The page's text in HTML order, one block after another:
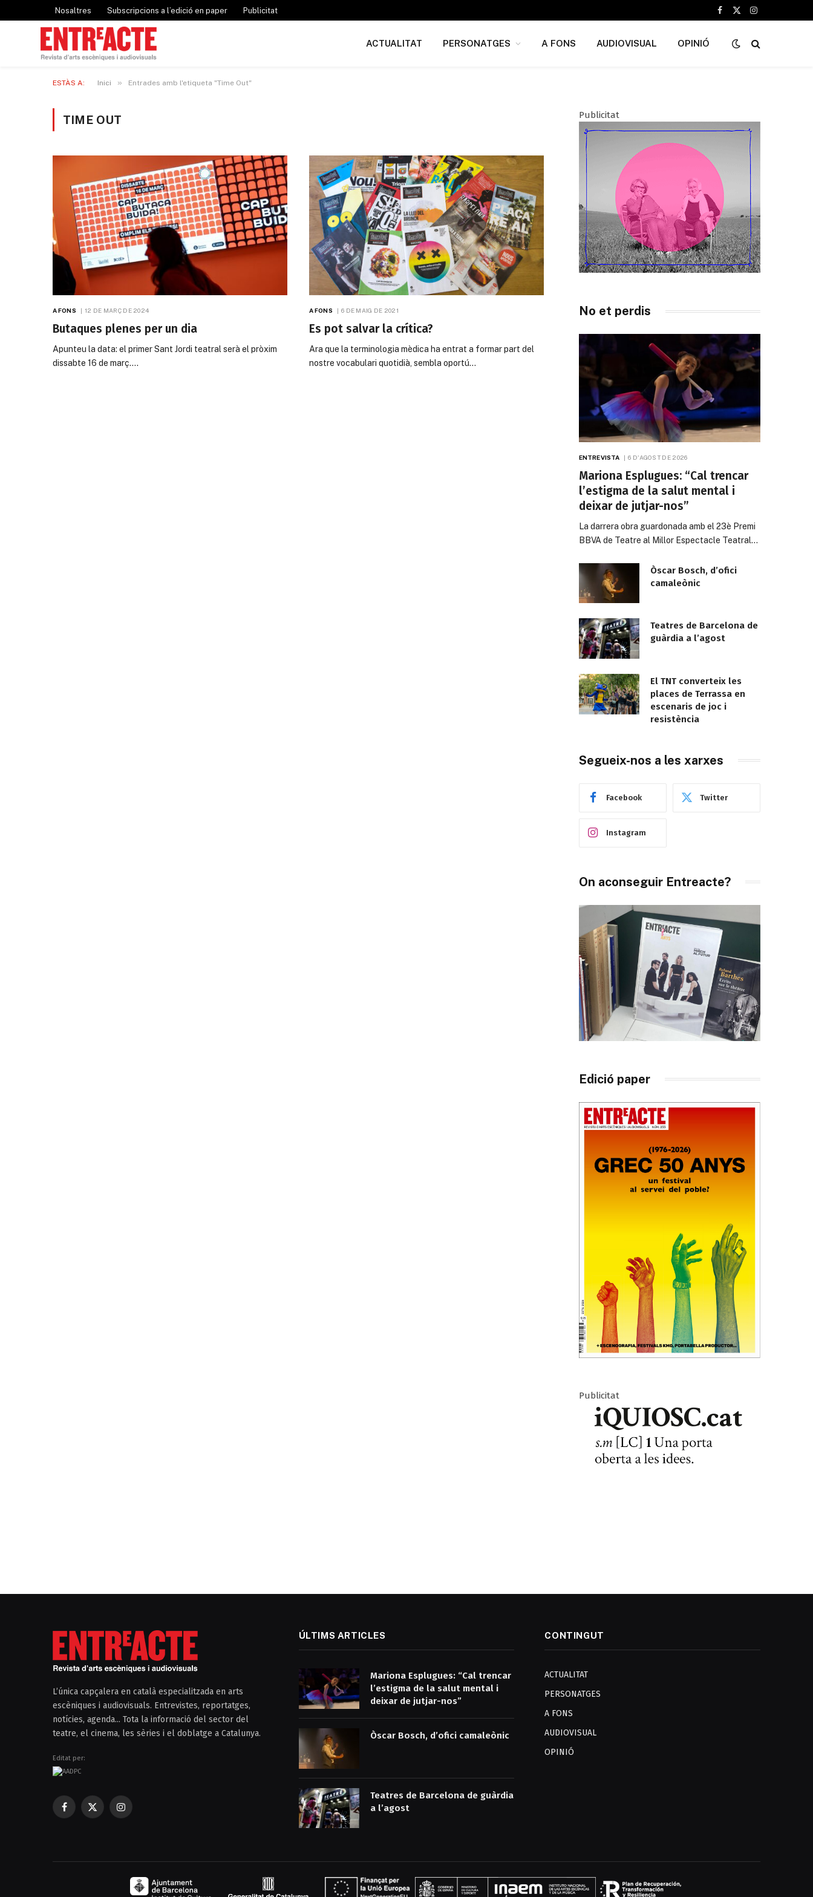
Nosaltres Subscripcions a l’edició en paper Publicitat
Facebook
X
Instagram
ACTUALITAT PERSONATGES A FONS AUDIOVISUAL OPINIÓ
ESTÀS A: Inici » Entrades amb l'etiqueta "Time Out"
TIME OUT
A FONS 12 DE MARÇ DE 2024
Butaques plenes per un dia
Apunteu la data: el primer Sant Jordi teatral serà el pròxim
dissabte 16 de març.…
A FONS 6 DE MAIG DE 2021
Es pot salvar la crítica?
Ara que la terminologia mèdica ha entrat a formar part del
nostre vocabulari quotidià, sembla oportú…
Publicitat
No et perdis
ENTREVISTA 6 D'AGOST DE 2026
Mariona Esplugues: “Cal trencar
l’estigma de la salut mental i
deixar de jutjar-nos”
La darrera obra guardonada amb el 23è Premi
BBVA de Teatre al Millor Espectacle Teatral…
Òscar Bosch, d’ofici
camaleònic
Teatres de Barcelona de
guàrdia a l’agost
El TNT converteix les
places de Terrassa en
escenaris de joc i
resistència
Segueix-nos a les xarxes
Facebook Twitter
Instagram
On aconseguir Entreacte?
Edició paper
Publicitat
L’única capçalera en català especialitzada en arts
escèniques i audiovisuals. Entrevistes, reportatges,
notícies, agenda... Tota la informació del sector del
teatre, el cinema, les sèries i el doblatge a Catalunya.
Editat per:
Facebook
X
Instagram
ÚLTIMS ARTICLES
Mariona Esplugues: “Cal trencar
l’estigma de la salut mental i
deixar de jutjar-nos”
Òscar Bosch, d’ofici camaleònic
Teatres de Barcelona de guàrdia
a l’agost
CONTINGUT
ACTUALITAT
PERSONATGES
A FONS
AUDIOVISUAL
OPINIÓ